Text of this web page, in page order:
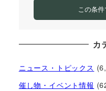
この条
カ
ニュース・トピックス
催し物・イベント情報